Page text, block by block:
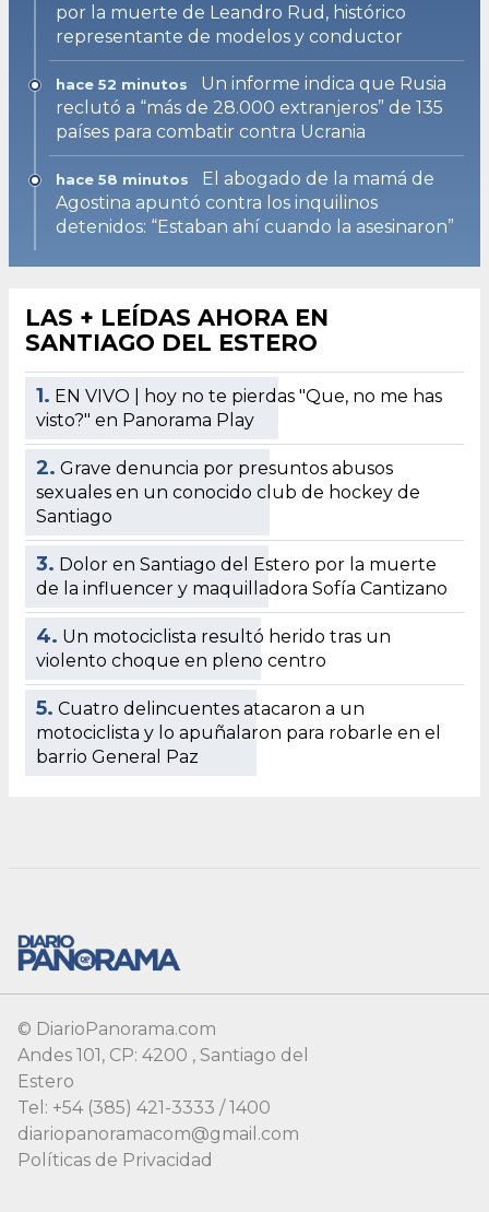
por la muerte de Leandro Rud, histórico
representante de modelos y conductor
hace 52 minutos
Un informe indica que Rusia
reclutó a “más de 28.000 extranjeros” de 135
países para combatir contra Ucrania
hace 58 minutos
El abogado de la mamá de
Agostina apuntó contra los inquilinos
detenidos: “Estaban ahí cuando la asesinaron”
LAS + LEÍDAS AHORA EN
SANTIAGO DEL ESTERO
1. EN VIVO | hoy no te pierdas "Que, no me has
visto?" en Panorama Play
2. Grave denuncia por presuntos abusos
sexuales en un conocido club de hockey de
Santiago
3. Dolor en Santiago del Estero por la muerte
de la influencer y maquilladora Sofía Cantizano
4. Un motociclista resultó herido tras un
violento choque en pleno centro
5. Cuatro delincuentes atacaron a un
motociclista y lo apuñalaron para robarle en el
barrio General Paz
© DiarioPanorama.com
Andes 101, CP: 4200 , Santiago del
Estero
Tel: +54 (385) 421-3333 / 1400
diariopanoramacom@gmail.com
Políticas de Privacidad